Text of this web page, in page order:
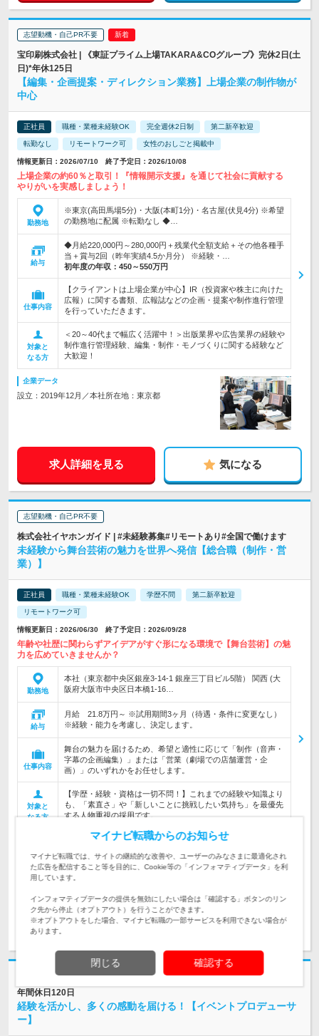
志望動機・自己PR不要
宝印刷株式会社 | 《東証プライム上場TAKARA&COグループ》完休2日(土
日)*年休125日
【編集・企画提案・ディレクション業務】上場企業の制作物が
中心
正社員 職種・業種未経験OK 完全週休2日制 第二新卒歓迎
転勤なし リモートワーク可 女性のおしごと掲載中
情報更新日：2026/07/10 終了予定日：2026/10/08
上場企業の約60％と取引！『情報開示支援』を通じて社会に貢献する
やりがいを実感しましょう！
勤務地
※東京(高田馬場5分)・大阪(本町1分)・名古屋(伏見4分) ※希望
の勤務地に配属 ※転勤なし ◆…
給与
◆月給220,000円～280,000円＋残業代全額支給＋その他各種手
当＋賞与2回（昨年実績4.5か月分） ※経験・…
初年度の年収： 450～550万円
仕事内容
【クライアントは上場企業が中心】IR（投資家や株主に向けた
広報）に関する書類、広報誌などの企画・提案や制作進行管理
を行っていただきます。
対象と
なる方
＜20～40代まで幅広く活躍中！＞出版業界や広告業界の経験や
制作進行管理経験、編集・制作・モノづくりに関する経験など
大歓迎！
企業データ
設立：2019年12月／本社所在地：東京都
求人詳細を見る 気になる
志望動機・自己PR不要
株式会社イヤホンガイド | #未経験募集#リモートあり#全国で働けます
未経験から舞台芸術の魅力を世界へ発信【総合職（制作・営
業）】
正社員 職種・業種未経験OK 学歴不問 第二新卒歓迎
リモートワーク可
情報更新日：2026/06/30 終了予定日：2026/09/28
年齢や社歴に関わらずアイデアがすぐ形になる環境で【舞台芸術】の魅
力を広めていきませんか？
勤務地
本社（東京都中央区銀座3-14-1 銀座三丁目ビル5階） 関西 (大
阪府大阪市中央区日本橋1-16…
給与
月給 21.8万円～ ※試用期間3ヶ月（待遇・条件に変更なし）
※経験・能力を考慮し、決定します。
仕事内容
舞台の魅力を届けるため、希望と適性に応じて「制作（音声・
字幕の企画編集）」または「営業（劇場での店舗運営・企
画）」のいずれかをお任せします。
対象と
なる方
【学歴・経験・資格は一切不問！】これまでの経験や知識より
も、「素直さ」や「新しいことに挑戦したい気持ち」を最優先
する人物重視の採用です。
設立：1975年11月／従業員数：34人／本社所在地：
東京都
求人詳細を見る 気になる
年間休日120日
経験を活かし、多くの感動を届ける！【イベントプロデューサ
ー】
マイナビ転職からのお知らせ
マイナビ転職では、サイトの継続的な改善や、ユーザーのみなさまに最適化され
た広告を配信すること等を目的に、Cookie等の「インフォマティブデータ」を利
用しています。
インフォマティブデータの提供を無効にしたい場合は「確認する」ボタンのリン
ク先から停止（オプトアウト）を行うことができます。
※オプトアウトをした場合、マイナビ転職の一部サービスを利用できない場合が
あります。
閉じる 確認する